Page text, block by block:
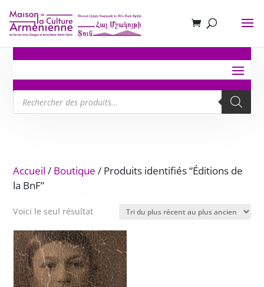
Recherche
de
produits
Accueil / Boutique / Produits identifiés “Éditions de
la BnF”
Voici le seul résultat